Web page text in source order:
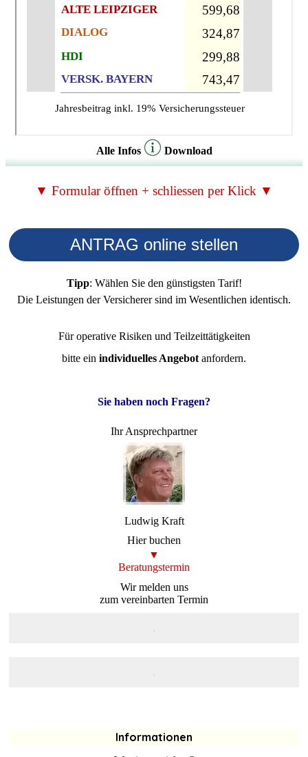
Alle Infos Download
▼ Formular öffnen + schliessen per Klick ▼
ANTRAG online stellen
Tipp: Wählen Sie den günstigsten Tarif!
Die Leistungen der Versicherer sind im Wesentlichen identisch.
Für operative Risiken und Teilzeittätigkeiten
bitte ein individuelles Angebot anfordern.
Sie haben noch Fragen?
Ihr Ansprechpartner
Ludwig Kraft
Hier buchen
▼
Beratungstermin
Wir melden uns
zum vereinbarten Termin
.
.
Informationen